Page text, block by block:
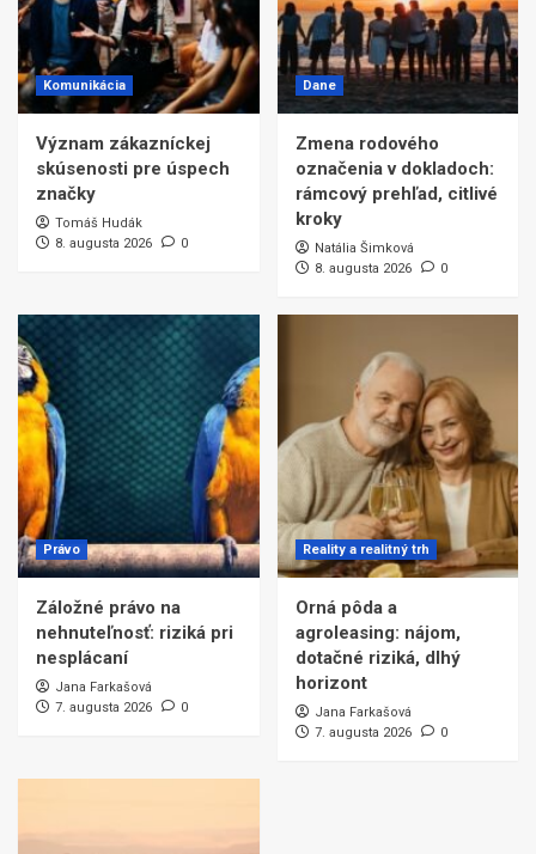
Komunikácia
Význam zákazníckej
skúsenosti pre úspech
značky
Tomáš Hudák
8. augusta 2026
0
Dane
Zmena rodového
označenia v dokladoch:
rámcový prehľad, citlivé
kroky
Natália Šimková
8. augusta 2026
0
Právo
Záložné právo na
nehnuteľnosť: riziká pri
nesplácaní
Jana Farkašová
7. augusta 2026
0
Reality a realitný trh
Orná pôda a
agroleasing: nájom,
dotačné riziká, dlhý
horizont
Jana Farkašová
7. augusta 2026
0